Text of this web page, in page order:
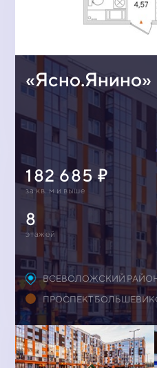
«Ясно.Янино»
182 685
за кв. м и выше
8
этажей
ВСЕВОЛОЖСКИЙ
ПРОСПЕКТ